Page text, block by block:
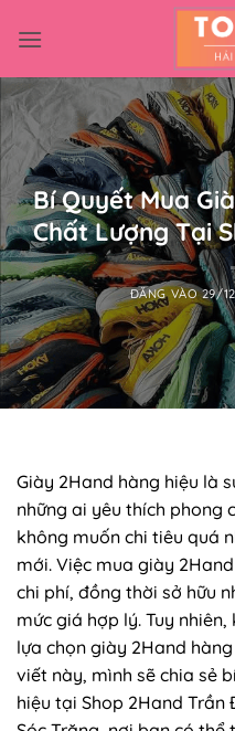
qua
dung
Bí Quyết Mua
Chất Lượng Tại
ĐĂNG VÀO29/
Giày 2Hand hàng hiệu là
những ai yêu thích phong
không muốn chi tiêu quá
mới. Việc mua giày
chi phí, đồng thời sở hữu
mức giá hợp lý. Tuy
lựa chọn giày 2Hand
viết này, mình sẽ chia sẻ
hiệu tại Shop 2Hand